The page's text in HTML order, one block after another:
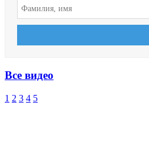
Все видео
1 2 3 4 5